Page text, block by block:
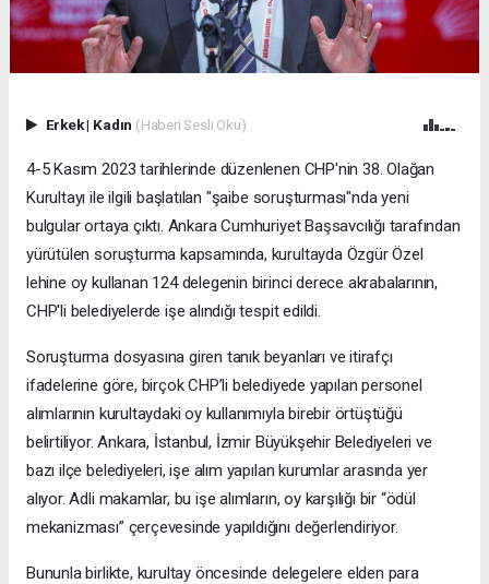
Erkek| Kadın (Haberi Sesli Oku)
4-5 Kasım 2023 tarihlerinde düzenlenen CHP'nin 38. Olağan
Kurultayı ile ilgili başlatılan "şaibe soruşturması"nda yeni
bulgular ortaya çıktı. Ankara Cumhuriyet Başsavcılığı tarafından
yürütülen soruşturma kapsamında, kurultayda Özgür Özel
lehine oy kullanan 124 delegenin birinci derece akrabalarının,
CHP'li belediyelerde işe alındığı tespit edildi.
Soruşturma dosyasına giren tanık beyanları ve itirafçı
ifadelerine göre, birçok CHP’li belediyede yapılan personel
alımlarının kurultaydaki oy kullanımıyla birebir örtüştüğü
belirtiliyor. Ankara, İstanbul, İzmir Büyükşehir Belediyeleri ve
bazı ilçe belediyeleri, işe alım yapılan kurumlar arasında yer
alıyor. Adli makamlar, bu işe alımların, oy karşılığı bir “ödül
mekanizması” çerçevesinde yapıldığını değerlendiriyor.
Bununla birlikte, kurultay öncesinde delegelere elden para